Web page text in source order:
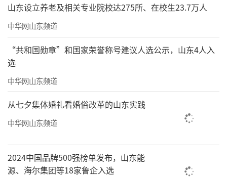
山东设立养老及相关专业院校达275所、在校生23.7万人
中华网山东频道
“共和国勋章”和国家荣誉称号建议人选公示，山东4人入
选
中华网山东频道
从七夕集体婚礼看婚俗改革的山东实践
中华网山东频道
2024中国品牌500强榜单发布，山东能
源、海尔集团等18家鲁企入选